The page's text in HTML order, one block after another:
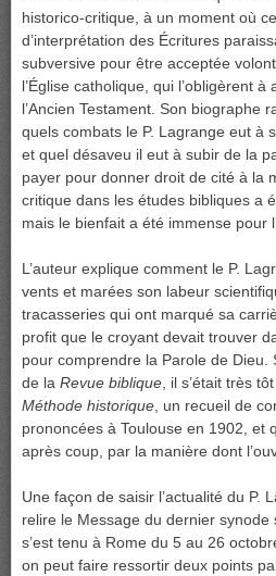
historico-critique, à un moment où
d’interprétation des Écritures
subversive pour être acceptée
l’Église catholique, qui l’obligèrent
l’Ancien Testament. Son biographe
quels combats le P. Lagrange eut à
et quel désaveu il eut à subir de la
payer pour donner droit de cité à la
critique dans les études bibliques a
mais le bienfait a été immense pour
L’auteur explique comment le P.
vents et marées son labeur
tracasseries qui ont marqué sa
profit que le croyant devait trouver
pour comprendre la Parole de Dieu.
de la Revue biblique , il s’était très
Méthode historique , un recueil de
prononcées à Toulouse en 1902, et
après coup, par la manière dont
Une façon de saisir l’actualité du P.
relire le Message du dernier
s’est tenu à Rome du 5 au 26
on peut faire ressortir deux points